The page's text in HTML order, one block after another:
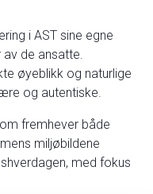
i AST sine egne
de ansatte.
øyeblikk og naturlige
og autentiske.
fremhever både
miljøbildene
med fokus